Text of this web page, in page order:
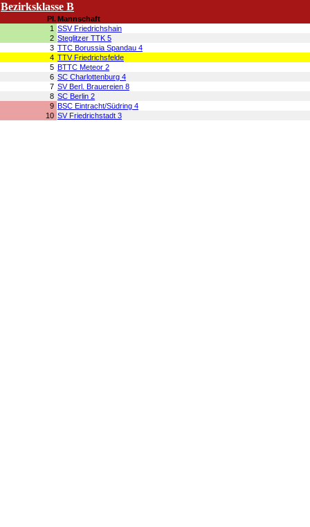
Bezirksklasse B
Pl.Mannschaft
1 SSV Friedrichshain
2 Steglitzer TTK 5
3 TTC Borussia Spandau 4
4 TTV Friedrichsfelde
5 BTTC Meteor 2
6 SC Charlottenburg 4
7 SV Berl. Brauereien 8
8 SC Berlin 2
9 BSC Eintracht/Südring 4
10 SV Friedrichstadt 3